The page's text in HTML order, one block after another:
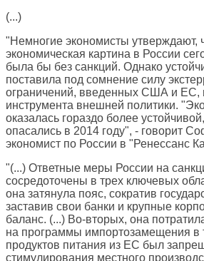
(...)
"Немногие экономисты утверждают,
экономическая картина в России
была бы без санкций. Однако
поставила под сомнение силу
ограничений, введенных США и ЕС,
инструмента внешней политики.
оказалась гораздо более
опасались в 2014 году", - говорит
экономист по России в "Ренессанс
"(...) Ответные меры России на
сосредоточены в трех ключевых
она затянула пояс, сократив
заставив свои банки и крупные
баланс. (...) Во-вторых, она
на программы импортозамещения в
продуктов питания из ЕС был
стимулирования местного